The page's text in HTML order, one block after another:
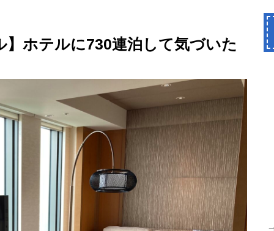
ホテルに730連泊して気づいた